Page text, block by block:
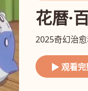
花暦·
2025奇幻治
▶ 观看完